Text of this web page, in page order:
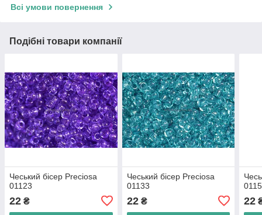
Всі умови повернення
Подібні товари компанії
Чеський бісер Preciosa
01123
22 ₴
Чеський бісер Preciosa
01133
22₴ 22